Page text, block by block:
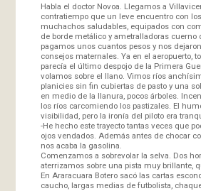
Habla el doctor Novoa. Llegamos a
contratiempo que un leve encuentro con los
muchachos saludables, equipados con
de borde metálico y ametralladoras cuerno
pagamos unos cuantos pesos y nos
consejos maternales. Ya en el aeropuerto,
parecía el último despojo de la Primera
volamos sobre el llano. Vimos ríos
planicies sin fin cubiertas de pasto y una
en medio de la llanura, pocos árboles.
los ríos carcomiendo los pastizales. El
visibilidad, pero la ironía del piloto era
-He hecho este trayecto tantas veces que
ojos vendados. Además antes de chocar
nos acaba la gasolina.
Comenzamos a sobrevolar la selva. Dos
aterrizamos sobre una pista muy brillante,
En Araracuara Botero sacó las cartas
caucho, largas medias de futbolista,